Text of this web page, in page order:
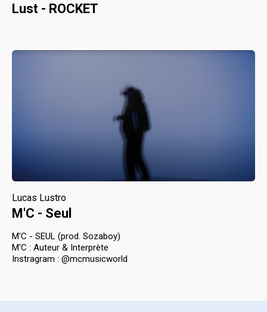
Lust - ROCKET
Lucas Lustro
M'C - Seul
M'C - SEUL (prod. Sozaboy)
M'C : Auteur & Interprète
Instragram : @mcmusicworld